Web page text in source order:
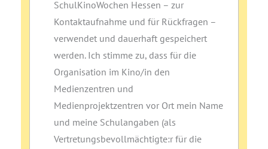
SchulKinoWochen Hessen – zur
Kontaktaufnahme und für Rückfragen –
verwendet und dauerhaft gespeichert
werden. Ich stimme zu, dass für die
Organisation im Kino/in den
Medienzentren und
Medienprojektzentren vor Ort mein Name
und meine Schulangaben (als
Vertretungsbevollmächtigte:r für die